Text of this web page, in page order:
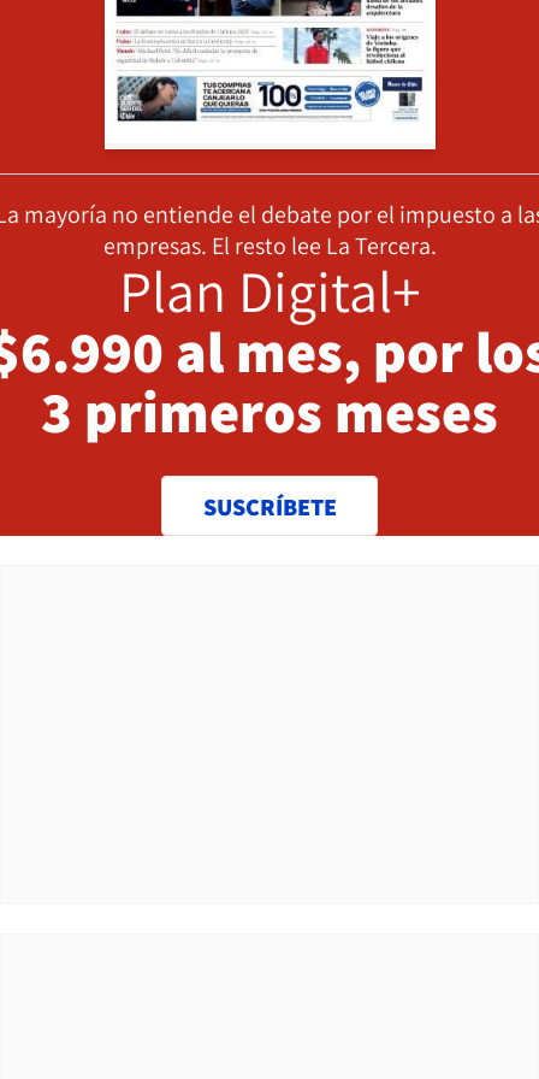
mayoría no entiende el debate por el impuesto a
empresas. El resto lee La Tercera.
Plan Digital+
al mes, por
3 primeros meses
SUSCRÍBETE